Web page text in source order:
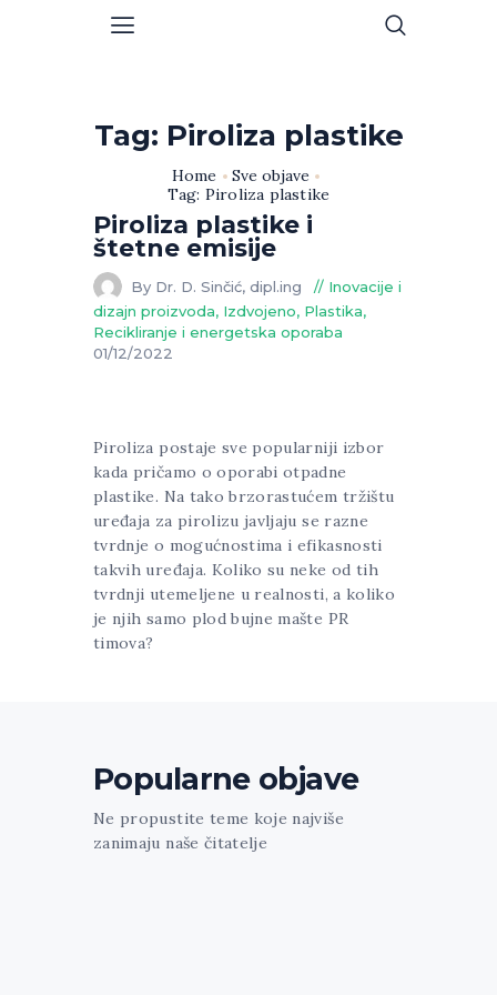
Tag: Piroliza plastike
Home
Sve objave
Tag: Piroliza plastike
Piroliza plastike i
štetne emisije
By Dr. D. Sinčić, dipl.ing
Inovacije i
dizajn proizvoda, Izdvojeno, Plastika,
Recikliranje i energetska oporaba
01/12/2022
Piroliza postaje sve popularniji izbor
kada pričamo o oporabi otpadne
plastike. Na tako brzorastućem tržištu
uređaja za pirolizu javljaju se razne
tvrdnje o mogućnostima i efikasnosti
takvih uređaja. Koliko su neke od tih
tvrdnji utemeljene u realnosti, a koliko
je njih samo plod bujne mašte PR
timova?
Popularne objave
Ne propustite teme koje najviše
zanimaju naše čitatelje